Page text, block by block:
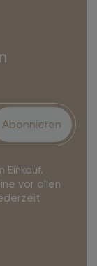
Abonnieren
Einkauf.
vor allen